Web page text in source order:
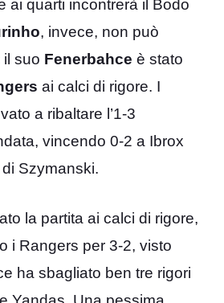
ai quarti incontrerà il Bodo
, invece, non può
suo Fenerbahce è stato
ai calci di rigore. I
a ribaltare l’1-3
vincendo 0-2 a Ibrox
Szymanski.
la partita ai calci di rigore,
i Rangers per 3-2, visto
ha sbagliato ben tre rigori